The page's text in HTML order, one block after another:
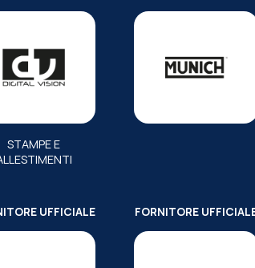
STAMPE E
UFFICIALE FORNITORE